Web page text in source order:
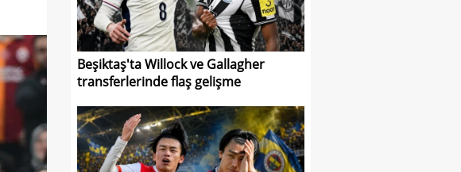
Beşiktaş'ta Willock ve Gallagher
transferlerinde flaş gelişme